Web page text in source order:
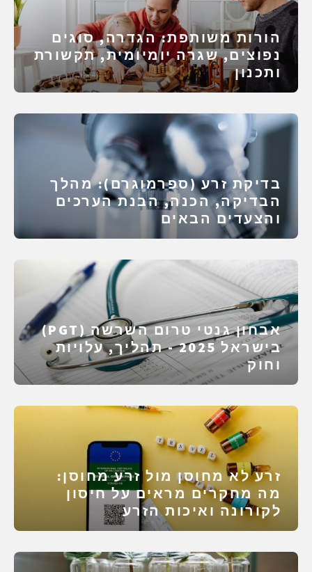
הורות משותפת: הגדרה, סוגים
נפוצים, שגרה יומיומית, תקשורת
ותכנון
בדיקת זרע (ספרמוגרם): מהלך
הבדיקה, הכנה, הבנת הערכים
והצעדים הבאים
אבחון גנטי טרום השרשה (PGT)
בישראל 2025 - תהליך, עלויות
וחוק
זרע לא מחוסן מול זרע מחוסן:
מה מחקרים מראים על חיסון
לקורונה ואיכות הזרע